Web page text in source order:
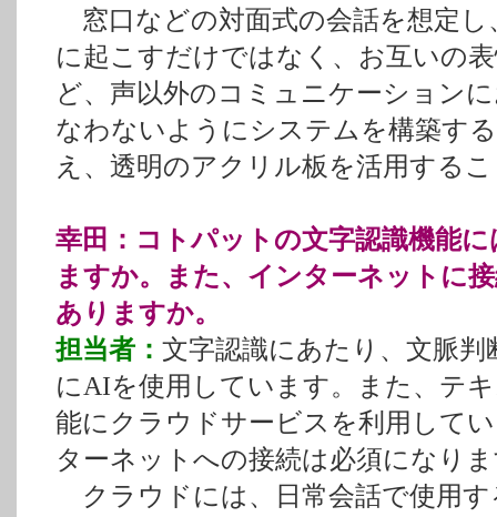
窓口などの対面式の会話を想定し
に起こすだけではなく、お互いの
ど、声以外のコミュニケーション
なわないようにシステムを構築す
え、透明のアクリル板を活用する
幸田：コトパットの文字認識機能
ますか。また、インターネットに
ありますか。
担当者： 文字認識にあたり、文脈
にAIを使用しています。また、テ
能にクラウドサービスを利用して
ターネットへの接続は必須になり
クラウドには、日常会話で使用す